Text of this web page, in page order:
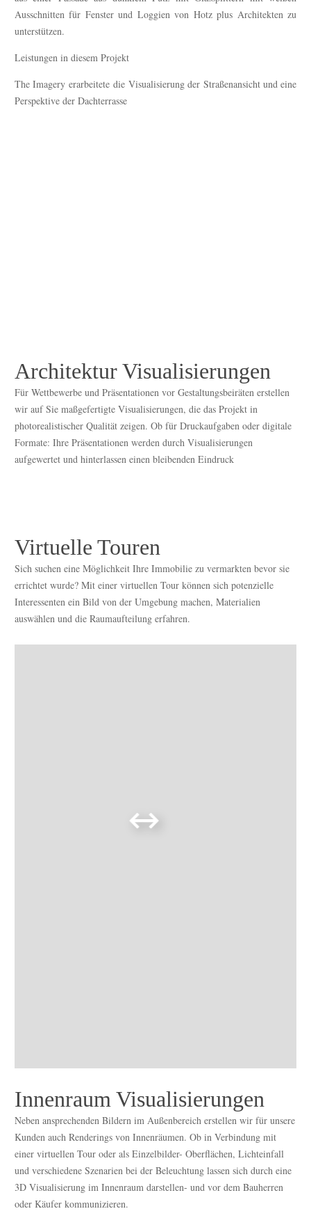
Ausschnitten für Fenster und Loggien von Hotz plus Architekten zu
unterstützen.
Leistungen in diesem Projekt
The Imagery erarbeitete die Visualisierung der Straßenansicht und eine
Perspektive der Dachterrasse
Architektur Visualisierungen
Für Wettbewerbe und Präsentationen vor Gestaltungsbeiräten erstellen
wir auf Sie maßgefertigte Visualisierungen, die das Projekt in
photorealistischer Qualität zeigen. Ob für Druckaufgaben oder digitale
Formate: Ihre Präsentationen werden durch Visualisierungen
aufgewertet und hinterlassen einen bleibenden Eindruck
Virtuelle Touren
Sich suchen eine Möglichkeit Ihre Immobilie zu vermarkten bevor sie
errichtet wurde? Mit einer virtuellen Tour können sich potenzielle
Interessenten ein Bild von der Umgebung machen, Materialien
auswählen und die Raumaufteilung erfahren.
Innenraum Visualisierungen
Neben ansprechenden Bildern im Außenbereich erstellen wir für unsere
Kunden auch Renderings von Innenräumen. Ob in Verbindung mit
einer virtuellen Tour oder als Einzelbilder- Oberflächen, Lichteinfall
und verschiedene Szenarien bei der Beleuchtung lassen sich durch eine
3D Visualisierung im Innenraum darstellen- und vor dem Bauherren
oder Käufer kommunizieren.